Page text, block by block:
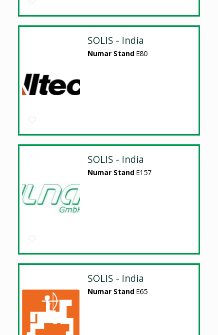
SOLIS - India
Numar Stand E80
SOLIS - India
Numar Stand E157
SOLIS - India
Numar Stand E65